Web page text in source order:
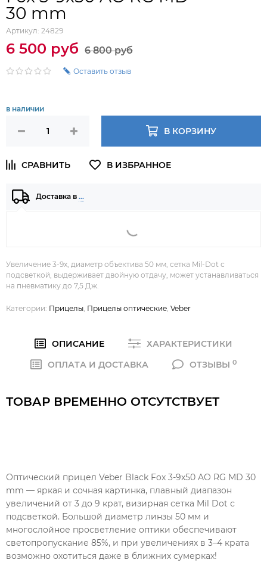
30 mm
Артикул: 24829
6 500 руб 6 800 руб
Оставить отзыв
в наличии
В КОРЗИНУ
Доставка в …
Увеличение 3-9x, диаметр объектива 50 мм, сетка Mil-Dot с
подсветкой, выдерживает двойную отдачу, может устанавливаться
на пневматику до 7,5 Дж.
Категории: Прицелы Прицелы оптические Veber
ОПИСАНИЕ
ХАРАКТЕРИСТИКИ
ОПЛАТА И ДОСТАВКА
ОТЗЫВЫ 0
ТОВАР ВРЕМЕННО ОТСУТСТВУЕТ
Оптический прицел Veber Black Fox 3-9x50 AO RG MD 30
mm — яркая и сочная картинка, плавный диапазон
увеличений от 3 до 9 крат, визирная сетка Mil Dot с
подсветкой. Большой диаметр линзы 50 мм и
многослойное просветление оптики обеспечивают
светопропускание 85%, и при увеличениях в 3–4 крата
возможно охотиться даже в ближних сумерках!